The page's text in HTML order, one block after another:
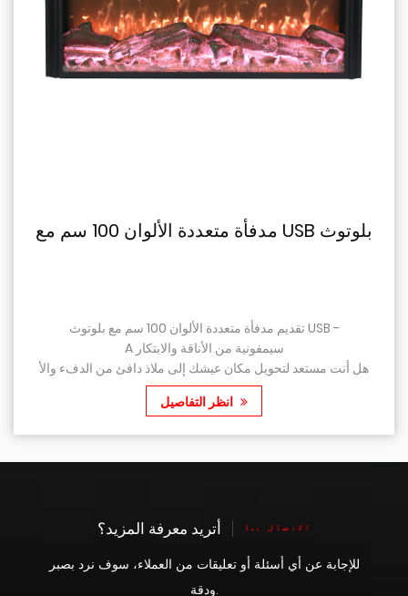
مدفأة متعددة الألوان 100 سم مع USB بلوتوث
تقديم مدفأة متعددة الألوان 100 سم مع بلوتوث USB -
A سيمفونية من الأناقة والابتكار
هل أنت مستعد لتحويل مكان عيشك إلى ملاذ دافئ من الدفء والأ
أتريد معرفة المزيد؟ الاتصال بنا
للإجابة عن أي أسئلة أو تعليقات من العملاء، سوف نرد بصبر
ودقة.